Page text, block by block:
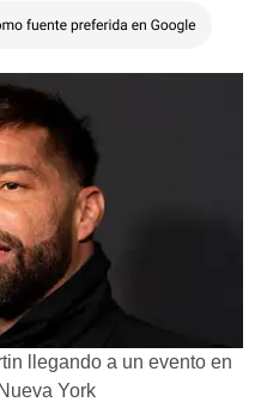
llegando a un evento en
York